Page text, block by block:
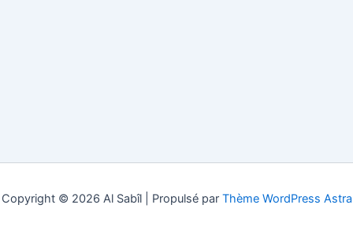
Copyright © 2026 Al Sabîl | Propulsé par Thème WordPress Astra